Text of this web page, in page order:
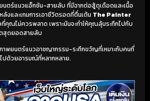
ตร์แนวแอ็กชัน-สายลับ ที่มีฉากต่อสู้ดุเดือดและเนื้อ
งและเกมการเอาชีวิตรอดที่ตื่นเต้น The Painter
คุณไม่ควรพลาด เพราะมันจะทำให้คุณลุ้นระทึกไปกับ
สุดยอดสายลับ
าพยนตร์แนวอาชญากรรม-ระทึกขวัญที่เหมาะกับคนที่
ปด้วยอารมณ์ที่หลากหลาย.